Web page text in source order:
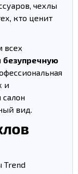
чехлы
кто ценит
всех
безупречную
и
вид.
Trend